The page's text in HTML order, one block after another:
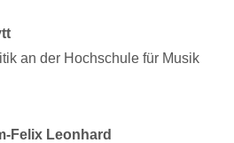
an der Hochschule für Musik
Felix Leonhard